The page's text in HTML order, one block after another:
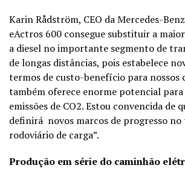
Karin Rådström, CEO da Mercedes-
eActros 600 consegue substituir a
a diesel no importante segmento de
de longas distâncias, pois estabelece
termos de custo-benefício para nossos
também oferece enorme potencial para
emissões de CO2. Estou convencida de
definirá novos marcos de progresso
rodoviário de carga”.
Produção em série do caminhão